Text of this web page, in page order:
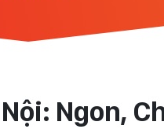
Ngon,